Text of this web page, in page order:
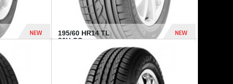
NEW
195/60 HR14 TL
86H CO...
NEW
790 Dhs